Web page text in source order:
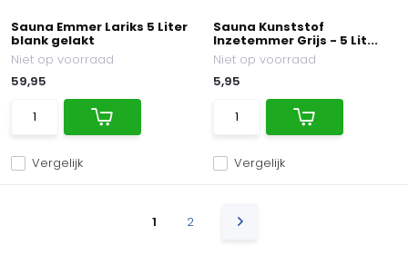
Sauna Emmer Lariks 5 Liter
blank gelakt
Vergelijk
Niet op voorraad
59,95
Sauna Kunststof
Inzetemmer Grijs - 5 Lit...
Vergelijk
Niet op voorraad
5,95
1 2